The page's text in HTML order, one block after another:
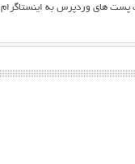
پست های وردپرس به اینستاگرام